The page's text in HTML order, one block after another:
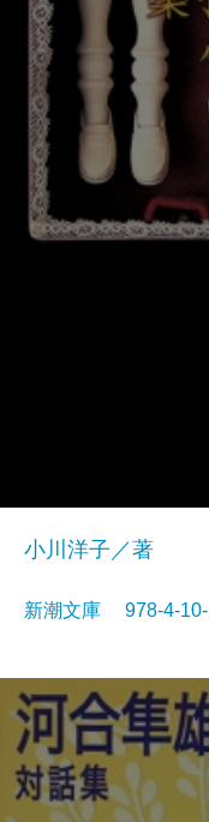
小川洋子／著
新潮文庫 978-4-